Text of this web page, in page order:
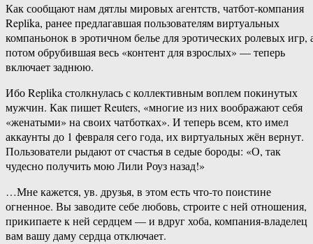
Как сообщают нам дятлы мировых агентств, чатбот-компания
Replika, ранее предлагавшая пользователям виртуальных
компаньонок в эротичном белье для эротических ролевых игр,
потом обрубившая весь «контент для взрослых» — теперь
включает заднюю.
Ибо Replika столкнулась с коллективным воплем покинутых
мужчин. Как пишет Reuters, «многие из них воображают себя
«женатыми» на своих чатботках». И теперь всем, кто имел
аккаунты до 1 февраля сего года, их виртуальных жён вернут.
Пользователи рыдают от счастья в седые бороды: «О, так
чудесно получить мою Лили Роуз назад!»
…Мне кажется, ув. друзья, в этом есть что-то поистине
огненное. Вы заводите себе любовь, строите с ней отношения,
прикипаете к ней сердцем — и вдруг хоба, компания-владелец
вам вашу даму сердца отключает.